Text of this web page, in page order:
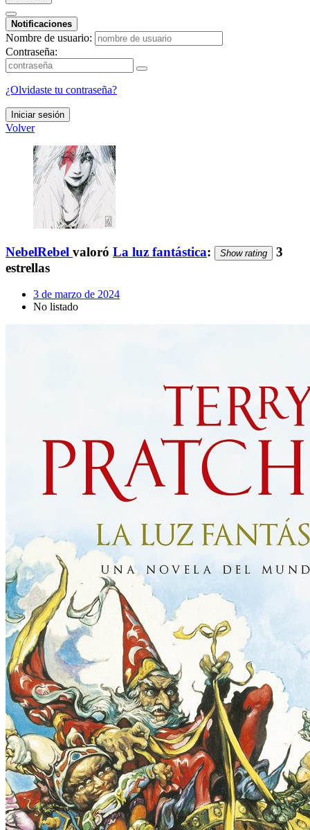
Notificaciones
Nombre de usuario:
Contraseña:
¿Olvidaste tu contraseña?
Iniciar sesión
Volver
NebelRebel valoró La luz fantástica: Show rating
3
estrellas
3 de marzo de 2024
No listado